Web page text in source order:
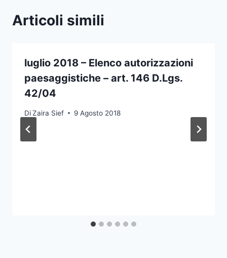
Articoli simili
luglio 2018 – Elenco autorizzazioni
paesaggistiche – art. 146 D.Lgs.
42/04
DiZaira Sief 9 Agosto 2018